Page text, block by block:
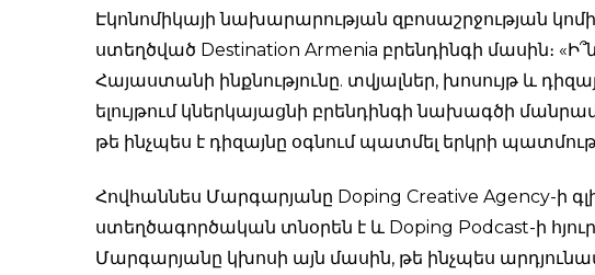
Էկոնոմիկայի նախարարության զբոսաշրջության
ստեղծված Destination Armenia բրենդինգի մասին։
Հայաստանի ինքնությունը. տվյալներ, խոսույթ և
ելույթում կներկայացնի բրենդինգի նախագծի
թե ինչպես է դիզայնը օգնում պատմել երկրի
Հովհաննես Մարգարյանը Doping Creative Agency-ի
ստեղծագործական տնօրեն է և Doping Podcast-ի
Մարգարյանը կխոսի այն մասին, թե ինչպես